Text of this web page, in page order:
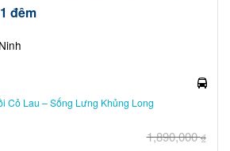
đêm
Cỏ Lau – Sống Lưng Khủng Long
1,890,000₫